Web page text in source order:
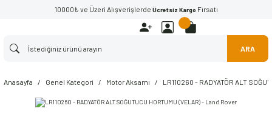
10000₺ ve Üzeri Alışverişlerde Ücretsiz Kargo Fırsatı
ARA
Anasayfa Genel Kategori Motor Aksamı LR110260 - RADYATÖR ALT